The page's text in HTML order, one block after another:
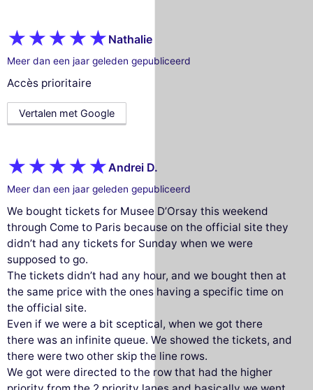
Nathalie
Meer dan een jaar geleden gepubliceerd
Accès prioritaire
Vertalen met Google
Andrei D.
Meer dan een jaar geleden gepubliceerd
We bought tickets for Musee D’Orsay this weekend
through Come to Paris because on the official site they
didn’t had any tickets for Sunday when we were
supposed to go.
The tickets didn’t had any hour, and we bought then at
the same price with the ones having a specific time on
the official site.
Even if we were a bit sceptical, when we got there
there was an infinite queue. We showed the tickets, and
there were two other skip the line rows.
We got were directed to the row that had the higher